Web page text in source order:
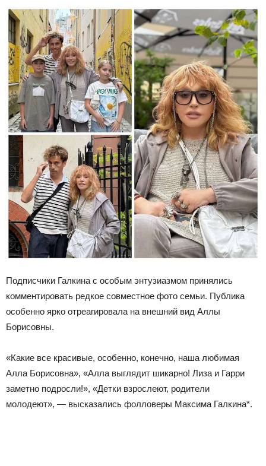
Подписчики Галкина с особым энтузиазмом принялись
комментировать редкое совместное фото семьи. Публика
особенно ярко отреагировала на внешний вид Аллы
Борисовны.
«Какие все красивые, особенно, конечно, наша любимая
Алла Борисовна», «Алла выглядит шикарно! Лиза и Гарри
заметно подросли!», «Детки взрослеют, родители
молодеют», — высказались фолловеры Максима Галкина*.